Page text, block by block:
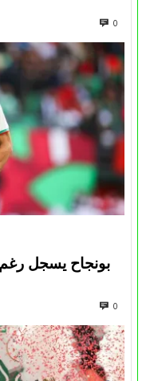
0
بونجاح يسجل
0